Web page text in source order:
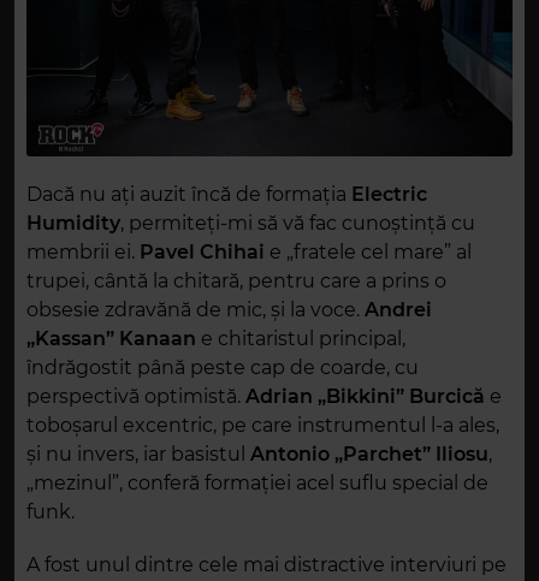
Dacă nu ați auzit încă de formația Electric
Humidity, permiteți-mi să vă fac cunoștință cu
membrii ei. Pavel Chihai e „fratele cel mare” al
trupei, cântă la chitară, pentru care a prins o
obsesie zdravănă de mic, și la voce. Andrei
„Kassan” Kanaan e chitaristul principal,
îndrăgostit până peste cap de coarde, cu
perspectivă optimistă. Adrian „Bikkini” Burcică e
toboșarul excentric, pe care instrumentul l-a ales,
și nu invers, iar basistul Antonio „Parchet” Iliosu,
„mezinul”, conferă formației acel suflu special de
funk.
A fost unul dintre cele mai distractive interviuri pe